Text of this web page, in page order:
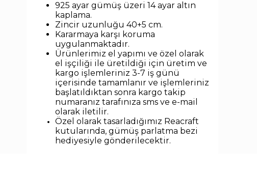
925 ayar gümüş üzeri 14 ayar altın
kaplama.
Zincir uzunluğu 40+5 cm.
Kararmaya karşı koruma
uygulanmaktadır.
Ürünlerimiz el yapımı ve özel olarak
el işçiliği ile üretildiği için üretim ve
kargo işlemleriniz 3-7 iş günü
içerisinde tamamlanır ve işlemleriniz
başlatıldıktan sonra kargo takip
numaranız tarafınıza sms ve e-mail
olarak iletilir.
Özel olarak tasarladığımız Reacraft
kutularında, gümüş parlatma bezi
hediyesiyle gönderilecektir.